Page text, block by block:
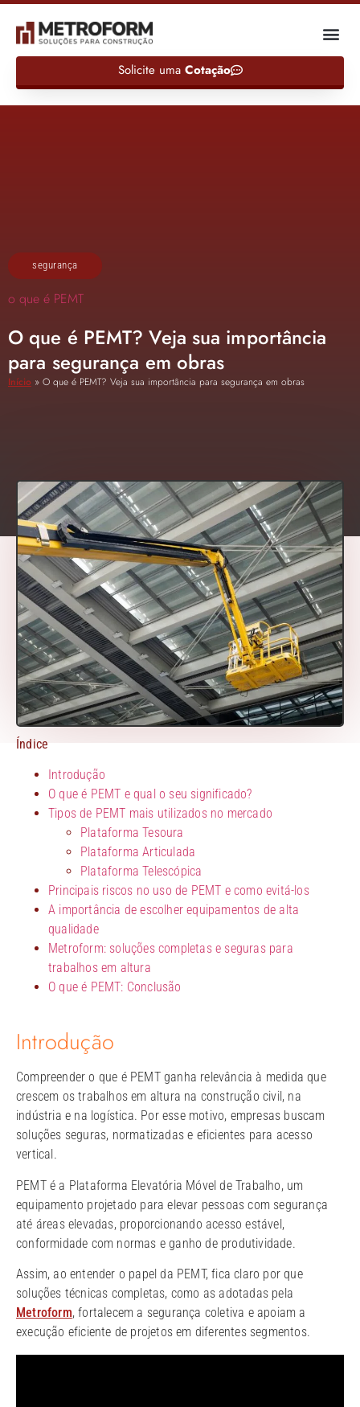
Solicite uma Cotação
segurança
o que é PEMT
O que é PEMT? Veja sua importância
para segurança em obras
Início » O que é PEMT? Veja sua importância para segurança em obras
Índice
Introdução
O que é PEMT e qual o seu significado?
Tipos de PEMT mais utilizados no mercado
Plataforma Tesoura
Plataforma Articulada
Plataforma Telescópica
Principais riscos no uso de PEMT e como evitá-los
A importância de escolher equipamentos de alta
qualidade
Metroform: soluções completas e seguras para
trabalhos em altura
O que é PEMT: Conclusão
Introdução
Compreender o que é PEMT ganha relevância à medida que
crescem os trabalhos em altura na construção civil, na
indústria e na logística. Por esse motivo, empresas buscam
soluções seguras, normatizadas e eficientes para acesso
vertical.
PEMT é a Plataforma Elevatória Móvel de Trabalho, um
equipamento projetado para elevar pessoas com segurança
até áreas elevadas, proporcionando acesso estável,
conformidade com normas e ganho de produtividade.
Assim, ao entender o papel da PEMT, fica claro por que
soluções técnicas completas, como as adotadas pela
Metroform, fortalecem a segurança coletiva e apoiam a
execução eficiente de projetos em diferentes segmentos.